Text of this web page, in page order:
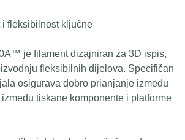
fleksibilnost ključne
je filament dizajniran za 3D ispis,
fleksibilnih dijelova. Specifičan
osigurava dobro prianjanje između
tiskane komponente i platforme